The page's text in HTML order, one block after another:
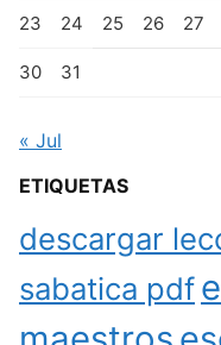
23 24 25 26 27
30 31
« Jul
ETIQUETAS
descargar
sabatica pdf